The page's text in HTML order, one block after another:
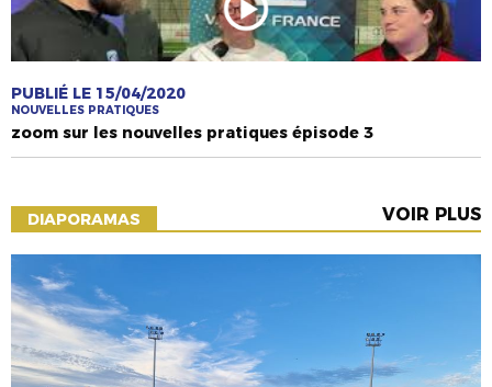
PUBLIÉ LE 15/04/2020
NOUVELLES PRATIQUES
zoom sur les nouvelles pratiques épisode 3
DIAPORAMAS VOIR PLUS